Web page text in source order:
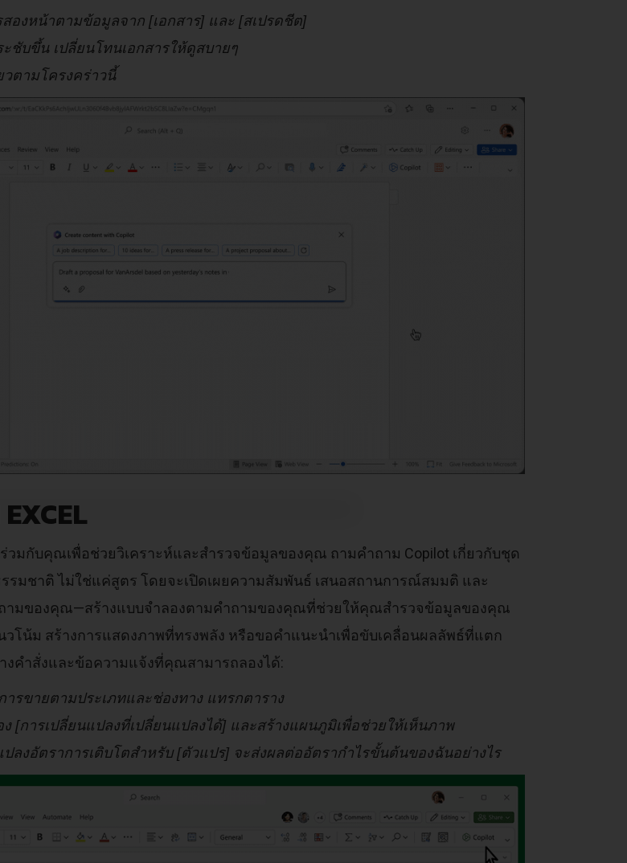
สองหน้าตามข้อมูลจาก [เอกสาร] และ [สเปรดชีต]
ชับขึ้น เปลี่ยนโทนเอกสารให้ดูสบายๆ
วตามโครงคร่าวนี้
วมกับคุณเพื่อช่วยวิเคราะห์และสำรวจข้อมูลของคุณ ถามคำถาม Copilot เกี่ยวกับชุด
มชาติ ไม่ใช่แค่สูตร โดยจะเปิดเผยความสัมพันธ์ เสนอสถานการณ์สมมติ และ
ามของคุณ—สร้างแบบจำลองตามคำถามของคุณที่ช่วยให้คุณสำรวจข้อมูลของคุณ
วโน้ม สร้างการแสดงภาพที่ทรงพลัง หรือขอคำแนะนำเพื่อขับเคลื่อนผลลัพธ์ที่แตก
งคำสั่งและข้อความแจ้งที่คุณสามารถลองได้:
ารขายตามประเภทและช่องทาง แทรกตาราง
[การเปลี่ยนแปลงที่เปลี่ยนแปลงได้] และสร้างแผนภูมิเพื่อช่วยให้เห็นภาพ
ปลงอัตราการเติบโตสำหรับ [ตัวแปร] จะส่งผลต่ออัตรากำไรขั้นต้นของฉันอย่างไร